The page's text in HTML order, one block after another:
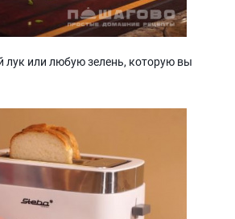
лук или любую зелень, которую вы